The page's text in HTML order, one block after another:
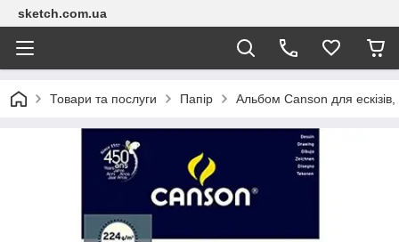
sketch.com.ua
Товари та послуги Папір Альбом Canson для